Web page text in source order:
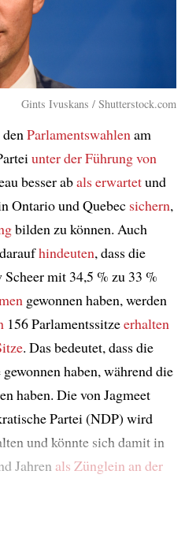
Gints Ivuskans / Shutterstock.com
Parlamentswahlen am
unter der Führung von
besser abals erwartetund
Ontario und Quebec sichern,
bilden zu können. Auch
hindeuten, dass die
mit 34,5 % zu 33 %
gewonnen haben, werden
156 Parlamentssitzeerhalten
. Das bedeutet, dass die
haben, während die
haben. Die von Jagmeet
Partei (NDP) wird
und könnte sich damit in
Jahren als Zünglein an der